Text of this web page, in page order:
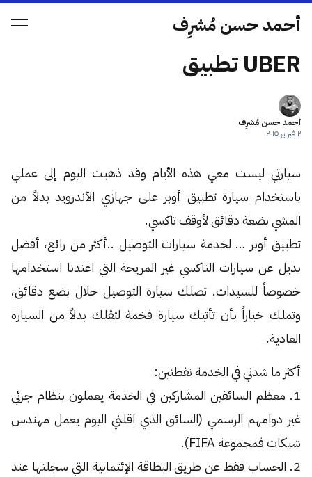
أحمد حسن مُشرِف
UBER تطبيق
أحمد حسن مُشرِف
٢ فبراير ٢٠١٥
سيارتي ليست معي هذه الأيام وقد ذهبت اليوم إلى عملي
باستخدام سيارة تطبيق أوبر على جهازي الآندرويد بدلاً من
المشي بضعة دقائق لأوقف تاكسي.
تطبيق أوبر … لخدمة سيارات التوصيل ..أكثر من رائع، أفضل
بديل عن سيارات التاكسي غير المريحة التي اعتدنا استخدامها
خصوصاً للسيدات. تصلك سيارة التوصيل خلال بضع دقائق،
وتملك خياراً بأن تأتيك سيارة فخمة لتقلك بدلاً من السيارة
العادية.
أكثر ما شدني في الخدمة نقطتين:
1. معظم السائقين المشاركين في الخدمة يعملون بنظام جزئي
غير دوامهم الرسمي (السائق الذي اقلني اليوم يعمل مهندس
شبكات فمجموعة FIFA).
2. الحساب فقط عن طريق البطاقة الإئتمانية التي سجلتها عند